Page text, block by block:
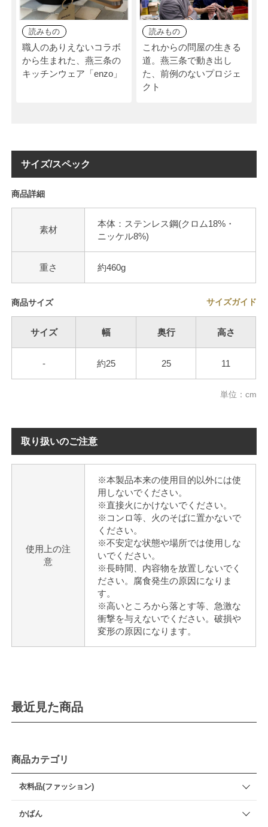
読みもの
職人のありえないコラボ
から生まれた、燕三条の
キッチンウェア「enzo」
読みもの
これからの問屋の生きる
道。燕三条で動き出し
た、前例のないプロジェ
クト
サイズ/スペック
商品詳細
素材
本体：ステンレス鋼(クロム18%・
ニッケル8%)
重さ 約460g
商品サイズ サイズガイド
サイズ 幅 奥行 高さ
- 約25 25 11
単位：cm
取り扱いのご注意
使用上の注
意
※本製品本来の使用目的以外には使
用しないでください。
※直接火にかけないでください。
※コンロ等、火のそばに置かないで
ください。
※不安定な状態や場所では使用しな
いでください。
※長時間、内容物を放置しないでく
ださい。腐食発生の原因になりま
す。
※高いところから落とす等、急激な
衝撃を与えないでください。破損や
変形の原因になります。
最近見た商品
商品カテゴリ
衣料品(ファッション)
かばん